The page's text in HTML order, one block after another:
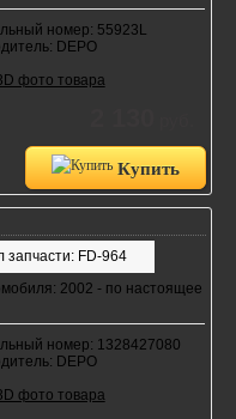
номер: 55923L
DEPO
Купить
запчасти: FD-964
2002 - по настоящее
номер: 1328427080
DEPO